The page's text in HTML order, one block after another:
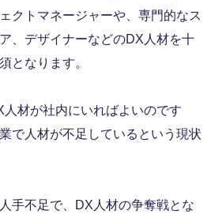
クトマネージャーや、専門的なス
、デザイナーなどのDX人材を十
となります。
材が社内にいればよいのです
で人材が不足しているという現状
手不足で、DX人材の争奪戦とな